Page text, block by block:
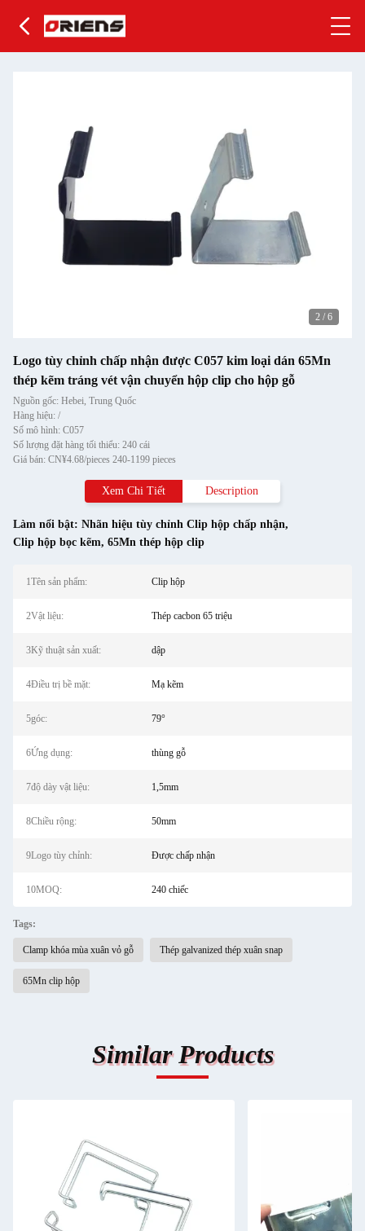
2 / 6
Logo tùy chỉnh chấp nhận được C057 kim loại dán 65Mn
thép kẽm tráng vét vận chuyển hộp clip cho hộp gỗ
Nguồn gốc: Hebei, Trung Quốc
Hàng hiệu: /
Số mô hình: C057
Số lượng đặt hàng tối thiểu: 240 cái
Giá bán: CN¥4.68/pieces 240-1199 pieces
Xem Chi Tiết Description
Làm nổi bật: Nhãn hiệu tùy chỉnh Clip hộp chấp nhận,
Clip hộp bọc kẽm, 65Mn thép hộp clip
1Tên sản phẩm: Clip hộp
2Vật liệu: Thép cacbon 65 triệu
3Kỹ thuật sản xuất: dập
4Điều trị bề mặt: Mạ kẽm
5góc: 79°
6Ứng dụng: thùng gỗ
7độ dày vật liệu: 1,5mm
8Chiều rộng: 50mm
9Logo tùy chỉnh: Được chấp nhận
10MOQ: 240 chiếc
Tags:
Clamp khóa mùa xuân vỏ gỗ Thép galvanized thép xuân snap
65Mn clip hộp
Similar Products